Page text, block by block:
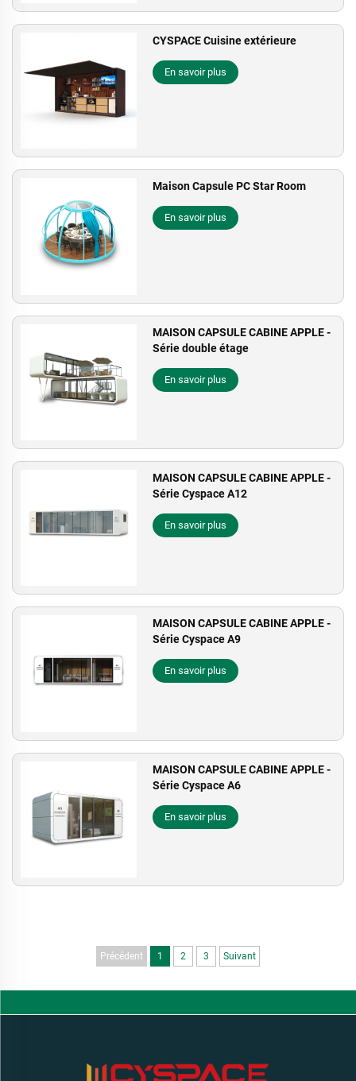
CYSPACE Cuisine extérieure
En savoir plus
Maison Capsule PC Star Room
En savoir plus
MAISON CAPSULE CABINE APPLE -
Série double étage
En savoir plus
MAISON CAPSULE CABINE APPLE -
Série Cyspace A12
En savoir plus
MAISON CAPSULE CABINE APPLE -
Série Cyspace A9
En savoir plus
MAISON CAPSULE CABINE APPLE -
Série Cyspace A6
En savoir plus
Précédent 1 2 3 Suivant